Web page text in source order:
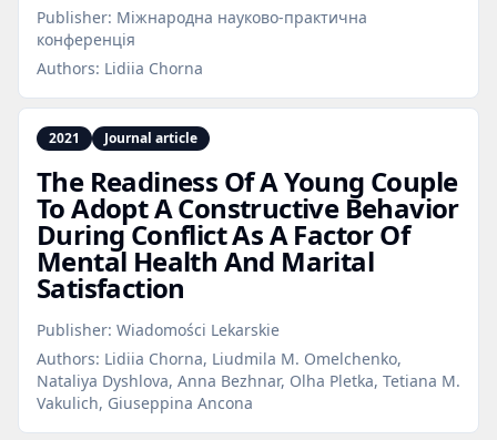
Publisher: Міжнародна науково-практична
конференція
Authors: Lidiia Chorna
2021 Journal article
The Readiness Of A Young Couple
To Adopt A Constructive Behavior
During Conflict As A Factor Of
Mental Health And Marital
Satisfaction
Publisher: Wiadomości Lekarskie
Authors: Lidiia Chorna, Liudmila M. Omelchenko,
Nataliya Dyshlova, Anna Bezhnar, Olha Pletka, Tetiana M.
Vakulich, Giuseppina Ancona